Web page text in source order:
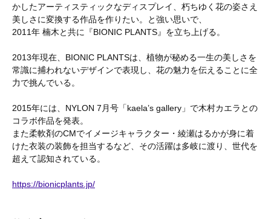
かしたアーティスティックなディスプレイ、朽ちゆく花の姿さえ
美しさに変換する作品を作りたい。と強い思いで、
2011年 楠木と共に『BIONIC PLANTS』を立ち上げる。
2013年現在、BIONIC PLANTSは、植物が秘める一生の美しさを
常識に捕われないデザインで表現し、花の魅力を伝えることに全
力で挑んでいる。
2015年には、NYLON 7月号「kaela’s gallery」で木村カエラとの
コラボ作品を発表。
また柔軟剤のCMでイメージキャラクター・綾瀬はるかが身に着
けた衣装の装飾を担当するなど、その活躍は多岐に渡り、世代を
超えて認知されている。
https://bionicplants.jp/